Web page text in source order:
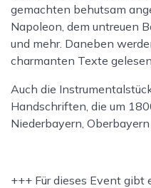
gemachten behutsam
Napoleon, dem untreuen
und mehr. Daneben
charmanten Texte gelesen.
Auch die
Handschriften, die um
Niederbayern,
+++ Für dieses Event